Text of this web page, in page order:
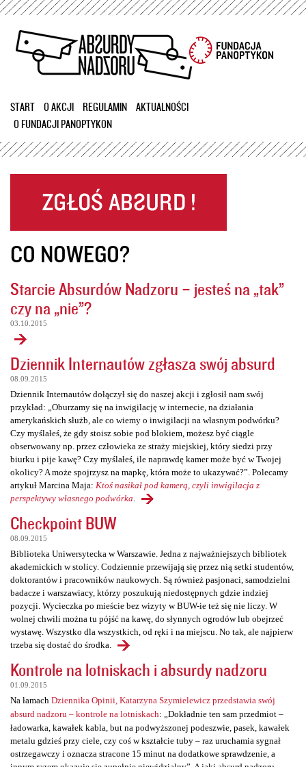
Przejdź
treści
START O AKCJI REGULAMIN
AKTUALNOŚCI
O FUNDACJI PANOPTYKON
CO NOWEGO?
Starcie Absurdów Nadzoru – jesteś na „tak”
czy na „nie”?
03.10.2015
Dziennik Internautów zgłasza swój absurd
08.09.2015
Dziennik Internautów dołączył się do naszej akcji i zgłosił nam swój
przykład: „Oburzamy się na inwigilację w internecie, na działania
amerykańskich służb, ale co wiemy o inwigilacji na własnym podwórku?
Czy myślałeś, że gdy stoisz sobie pod blokiem, możesz być ciągle
obserwowany np. przez człowieka ze straży miejskiej, który siedzi przy
biurku i pije kawę? Czy myślałeś, ile naprawdę kamer może być w Twojej
okolicy? A może spojrzysz na mapkę, która może to ukazywać?”. Polecamy
artykuł Marcina Maja: Ktoś nasikał pod kamerą, czyli inwigilacja z
perspektywy własnego podwórka
Checkpoint BUW
08.09.2015
Biblioteka Uniwersytecka w Warszawie. Jedna z najważniejszych bibliotek
akademickich w stolicy. Codziennie przewijają się przez nią setki studentów,
doktorantów i pracowników naukowych. Są również pasjonaci, samodzielni
badacze i warszawiacy, którzy poszukują niedostępnych gdzie indziej
pozycji. Wycieczka po mieście bez wizyty w BUW-ie też się nie liczy. W
wolnej chwili można tu pójść na kawę, do słynnych ogrodów lub obejrzeć
wystawę. Wszystko dla wszystkich, od ręki i na miejscu. No tak, ale najpierw
trzeba się dostać do środka.
Kontrole na lotniskach i absurdy nadzoru
01.09.2015
Na łamach Dziennika Opinii, Katarzyna Szymielewicz przedstawia swój
absurd nadzoru – kontrole na lotniskach: „Dokładnie ten sam przedmiot –
ładowarka, kawałek kabla, but na podwyższonej podeszwie, pasek, kawałek
metalu gdzieś przy ciele, czy coś w kształcie tuby – raz uruchamia sygnał
ostrzegawczy i oznacza stracone 15 minut na dodatkowe sprawdzenie, a